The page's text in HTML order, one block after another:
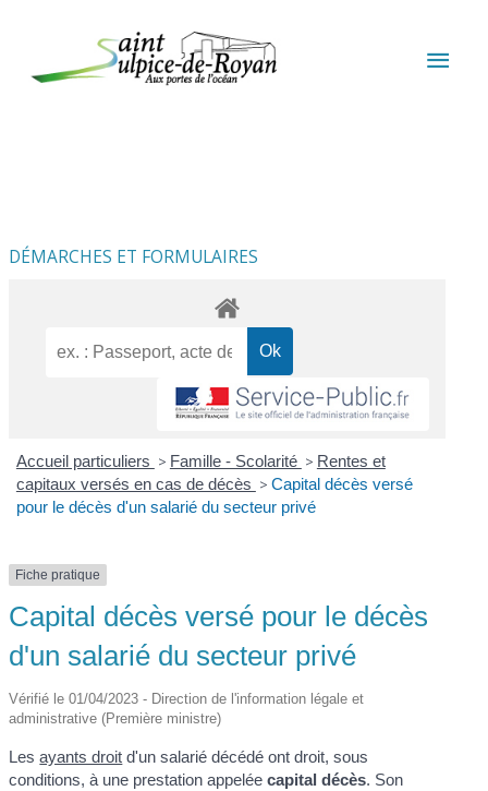
DÉMARCHES ET FORMULAIRES
Accueil particuliers > Famille - Scolarité > Rentes et
capitaux versés en cas de décès > Capital décès versé
pour le décès d'un salarié du secteur privé
Fiche pratique
Capital décès versé pour le décès
d'un salarié du secteur privé
Vérifié le 01/04/2023 - Direction de l'information légale et
administrative (Première ministre)
Lesayants droit d'un salarié décédé ont droit, sous
conditions, à une prestation appeléecapital décès. Son